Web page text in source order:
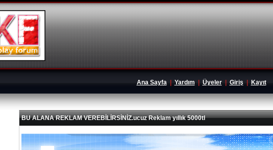
Ana Sayfa| Yardım Üyeler| Giriş| Kayıt
BU ALANA REKLAM VEREBİLİRSİNİZ.ucuz Reklam yıllık 5000tl